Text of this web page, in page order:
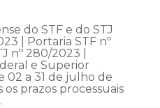
do STF e do STJ
| Portaria STF nº
nº 280/2023 |
e Superior
02 a 31 de julho de
prazos processuais